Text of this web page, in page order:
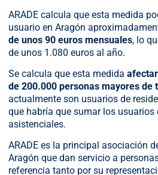
ARADE calcula que esta medida
usuario en Aragón
de unos 90 euros mensuales, lo
de unos 1.080 euros al año.
Se calcula que esta medida
de 200.000 personas mayores de
actualmente son usuarios de
que habría que sumar los usuarios
asistenciales.
ARADE es la principal asociación
Aragón que dan servicio a
referencia tanto por su